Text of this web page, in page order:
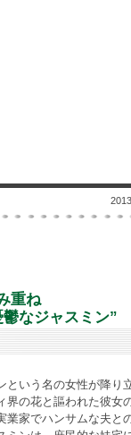
重ね
なジャスミン”
いう名の女性が降り
界の花と謳われた彼女
業家でハンサムな夫と